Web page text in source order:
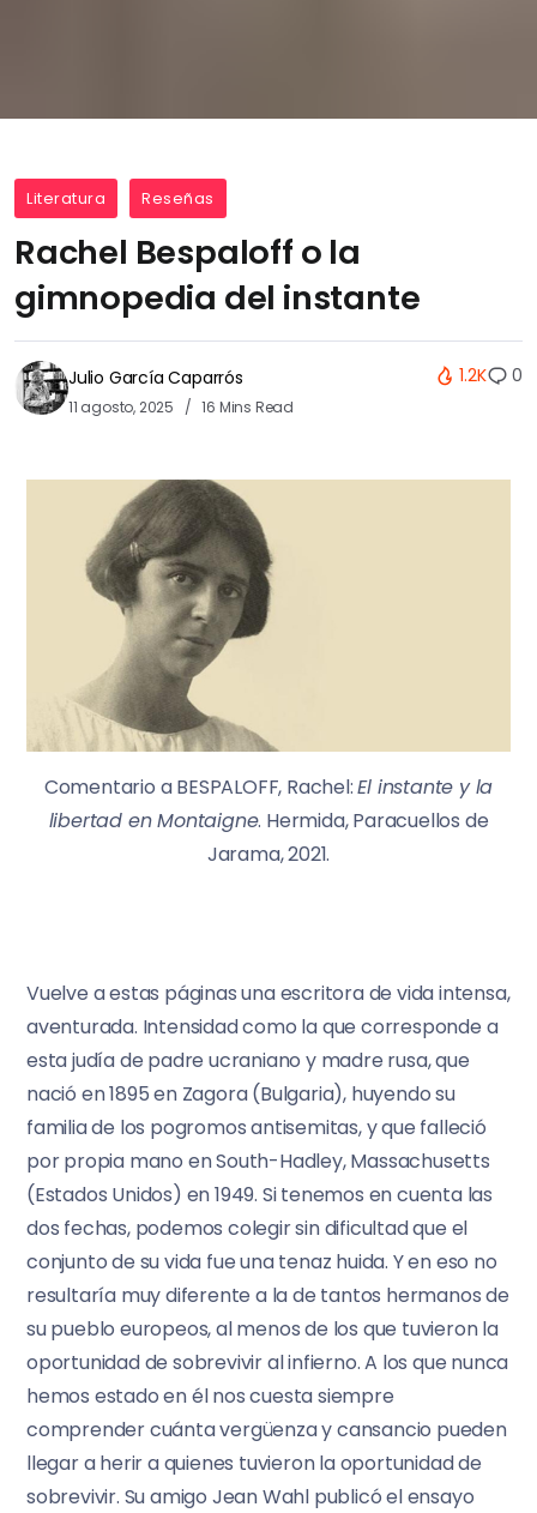
Literatura Reseñas
Rachel Bespaloff o la
gimnopedia del instante
Julio García Caparrós
11 agosto, 2025 16 Mins Read
1.2K 0
Comentario a BESPALOFF, Rachel:El instante y la
libertad en Montaigne. Hermida, Paracuellos de
Jarama, 2021.
Vuelve a estas páginas una escritora de vida intensa,
aventurada. Intensidad como la que corresponde a
esta judía de padre ucraniano y madre rusa, que
nació en 1895 en Zagora (Bulgaria), huyendo su
familia de los pogromos antisemitas, y que falleció
por propia mano en South-Hadley, Massachusetts
(Estados Unidos) en 1949. Si tenemos en cuenta las
dos fechas, podemos colegir sin dificultad que el
conjunto de su vida fue una tenaz huida. Y en eso no
resultaría muy diferente a la de tantos hermanos de
su pueblo europeos, al menos de los que tuvieron la
oportunidad de sobrevivir al infierno. A los que nunca
hemos estado en él nos cuesta siempre
comprender cuánta vergüenza y cansancio pueden
llegar a herir a quienes tuvieron la oportunidad de
sobrevivir. Su amigo Jean Wahl publicó el ensayo